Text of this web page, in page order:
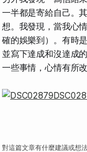
一半都是寄給自己。
想。我發現，當我心
確的娛樂到）。有時
並寫下達成和沒達成
一些事情，心情有所
對這篇文章有什麼建議或想